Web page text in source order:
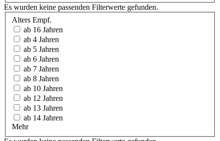
Es wurden keine passenden Filterwerte gefunden.
Alters Empf.
ab 16 Jahren
ab 4 Jahren
ab 5 Jahren
ab 6 Jahren
ab 7 Jahren
ab 8 Jahren
ab 10 Jahren
ab 12 Jahren
ab 13 Jahren
ab 14 Jahren
Mehr